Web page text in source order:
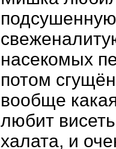
насекомых
потом
вообще
любит
халата, и